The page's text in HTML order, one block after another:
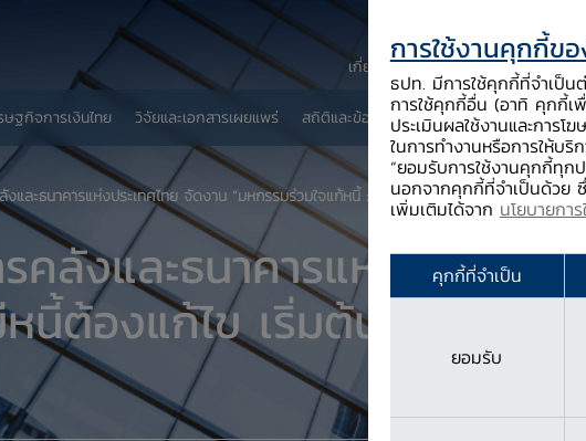
ษฐกิจการเงินไทย วิจัยและเอกสารเผยแพร่ สถิติและข้อมูลเผยแพร่ บริการจาก ธปท.
เกี่ยวกับ ธปท. ติดต่อเรา
งและธนาคารแห่งประเทศไทย จัดงาน “มหกรรมร่วมใจแก้หนี้ : มีหนี้ต้องแก้ไข เริ่มต้นใหม่อย่างยั่ง
คลังและธนาคารแห่งประเทศ
นี้ต้องแก้ไข เริ่มต้นใหม่อย่าง
การใช้งานคุกกี้ข
ธปท. มีการใช้คุกกี้ที่จำเป็น
การใช้คุกกี้อื่น (อาทิ คุกกี้เพื่
ประเมินผลใช้งานและการ
ในการทำงานหรือการให้บ
“ยอมรับการใช้งานคุกกี้ทุก
นอกจากคุกกี้ที่จำเป็นด้วย
เพิ่มเติมได้จาก นโยบายกา
คุกกี้ที่จำเป็น
ยอมรับ